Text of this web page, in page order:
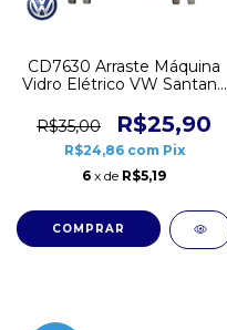
CD7630 Arraste Máquina
Vidro Elétrico VW Santana
R$35,00
R$25,90
R$24,86 com Pix
6 x de R$5,19